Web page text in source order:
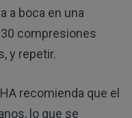
a boca en una
compresiones
y repetir.
recomienda que el
lo que se